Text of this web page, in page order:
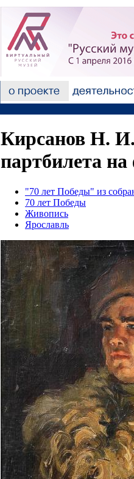
Кирсанов Н.
партбилета
"70 лет Победы" из
70 лет Победы
Живопись
Ярославль